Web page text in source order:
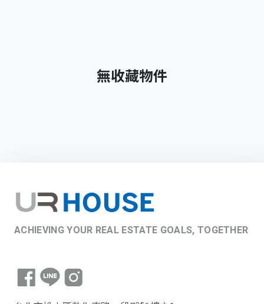
無收藏物件
ACHIEVING YOUR REAL ESTATE GOALS, TOGETHER